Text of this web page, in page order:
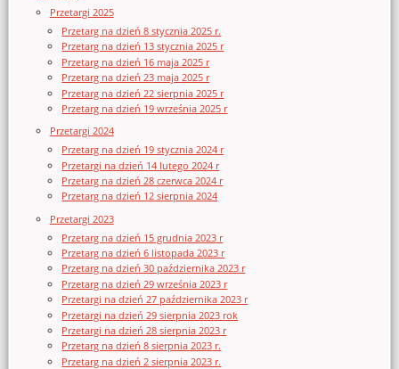
Przetargi 2025
Przetarg na dzień 8 stycznia 2025 r.
Przetarg na dzień 13 stycznia 2025 r
Przetarg na dzień 16 maja 2025 r
Przetarg na dzień 23 maja 2025 r
Przetarg na dzień 22 sierpnia 2025 r
Przetarg na dzień 19 września 2025 r
Przetargi 2024
Przetarg na dzień 19 stycznia 2024 r
Przetargi na dzień 14 lutego 2024 r
Przetarg na dzień 28 czerwca 2024 r
Przetarg na dzień 12 sierpnia 2024
Przetargi 2023
Przetarg na dzień 15 grudnia 2023 r
Przetarg na dzień 6 listopada 2023 r
Przetarg na dzień 30 października 2023 r
Przetarg na dzień 29 września 2023 r
Przetargi na dzień 27 października 2023 r
Przetargi na dzień 29 sierpnia 2023 rok
Przetargi na dzień 28 sierpnia 2023 r
Przetarg na dzień 8 sierpnia 2023 r.
Przetarg na dzień 2 sierpnia 2023 r.